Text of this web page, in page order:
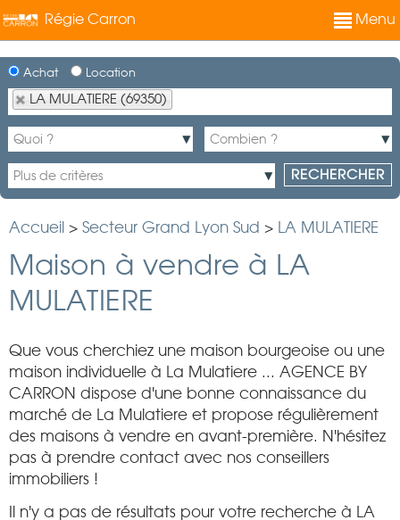
Régie Carron Menu
Achat Location
LA MULATIERE (69350)
Accueil > Secteur Grand Lyon Sud > LA MULATIERE
Maison à vendre à LA
MULATIERE
Que vous cherchiez une maison bourgeoise ou une
maison individuelle à La Mulatiere ... AGENCE BY
CARRON dispose d'une bonne connaissance du
marché de La Mulatiere et propose régulièrement
des maisons à vendre en avant-première. N'hésitez
pas à prendre contact avec nos conseillers
immobiliers !
Il n'y a pas de résultats pour votre recherche à LA